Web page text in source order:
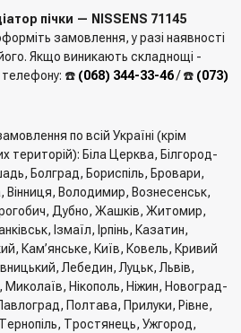
пічки — NISSENS 71145
замовлення, у разі наявності
Якщо виникають складнощі -
☎️ (068) 344-33-46/ ☎️ (073)
по всій Україні (крім
територій): Біла Церква, Білгород-
Болград, Бориспіль, Бровари,
Вінниця, Володимир, Вознесенськ,
Дубно, Жашків, Житомир,
Ізмаїл, Ірпінь, Казатин,
Кам’янське, Київ, Ковель, Кривий
Лебедин, Луцьк, Львів,
Нікополь, Ніжин, Новоград-
Полтава, Прилуки, Рівне,
Тростянець, Ужгород,